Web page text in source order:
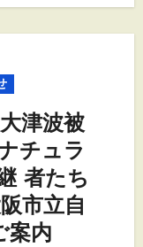
津波被
チュラ
者たち
市立自
案内